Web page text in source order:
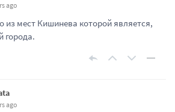
ago
из мест Кишинева которой является,
города.
ago